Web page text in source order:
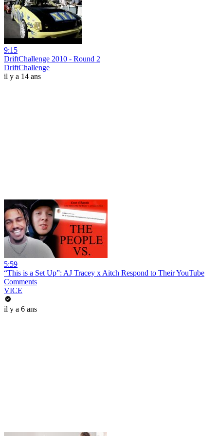
9:15
DriftChallenge 2010 - Round 2
DriftChallenge
il y a 14 ans
5:59
“This is a Set Up”: AJ Tracey x Aitch Respond to Their YouTube
Comments
VICE
il y a 6 ans